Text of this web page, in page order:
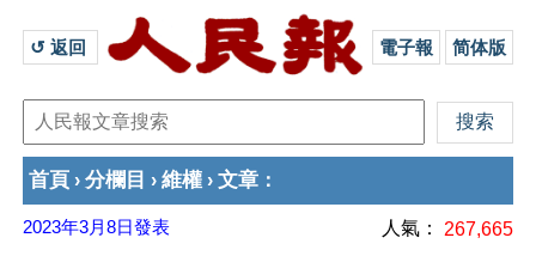
↺ 返回 電子報 简体版
首頁 › 分欄目 › 維權 › 文章 ：
2023年3月8日發表 人氣： 267,665